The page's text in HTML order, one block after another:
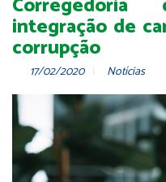
integração de
corrupção
17/02/2020 Notícias